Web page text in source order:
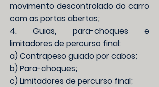
movimento descontrolado do carro
com as portas abertas;
4. Guias, para-choques e
limitadores de percurso final:
a) Contrapeso guiado por cabos;
b) Para-choques;
c) Limitadores de percurso final;